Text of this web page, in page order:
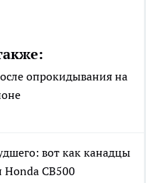
опрокидывания на
вот как канадцы
CB500